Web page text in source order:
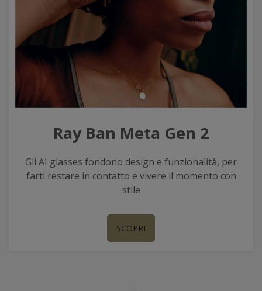
Ray Ban Meta Gen 2
Gli AI glasses fondono design e funzionalità, per
farti restare in contatto e vivere il momento con
stile
SCOPRI